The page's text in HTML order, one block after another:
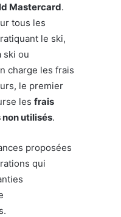
Mastercard.
tous les
le ski,
ski ou
charge les frais
le premier
les frais
utilisés.
proposées
qui